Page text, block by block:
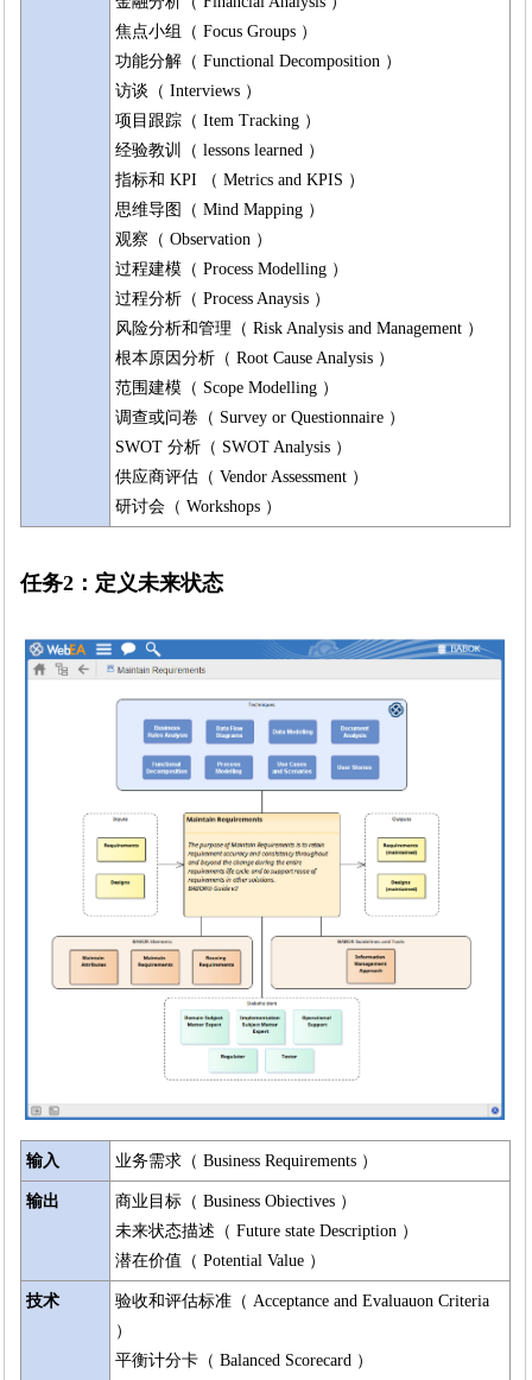
焦点小组（ Focus Groups ）
功能分解（ Functional Decomposition ）
访谈（ Interviews ）
项目跟踪（ Item Tracking ）
经验教训（ lessons learned ）
指标和 KPI （ Metrics and KPIS ）
思维导图（ Mind Mapping ）
观察（ Observation ）
过程建模（ Process Modelling ）
过程分析（ Process Anaysis ）
风险分析和管理（ Risk Analysis and Management ）
根本原因分析（ Root Cause Analysis ）
范围建模（ Scope Modelling ）
调查或问卷（ Survey or Questionnaire ）
SWOT 分析（ SWOT Analysis ）
供应商评估（ Vendor Assessment ）
研讨会（ Workshops ）
任务2：定义未来状态
输入 业务需求（ Business Requirements ）
输出
商业目标（ Business Obiectives ）
未来状态描述（ Future state Description ）
潜在价值（ Potential Value ）
技术
验收和评估标准（ Acceptance and Evaluauon Criteria
）
平衡计分卡（ Balanced Scorecard ）